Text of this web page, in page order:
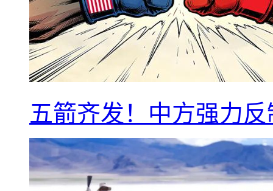
五箭齐发！中方强力